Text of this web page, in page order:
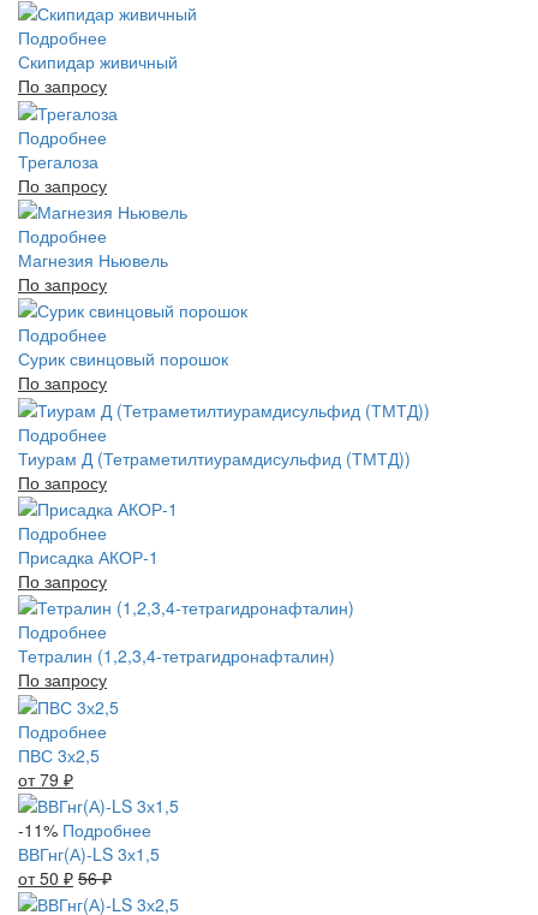
Подробнее
Скипидар живичный
По запросу
Подробнее
Трегалоза
По запросу
Подробнее
Магнезия Ньювель
По запросу
Подробнее
Сурик свинцовый порошок
По запросу
Подробнее
Тиурам Д (Тетраметилтиурамдисульфид (ТМТД))
По запросу
Подробнее
Присадка АКОР-1
По запросу
Подробнее
Тетралин (1,2,3,4-тетрагидронафталин)
По запросу
Подробнее
ПВС 3х2,5
от 79 ₽
-11% Подробнее
ВВГнг(А)-LS 3х1,5
от 50 ₽ 56₽